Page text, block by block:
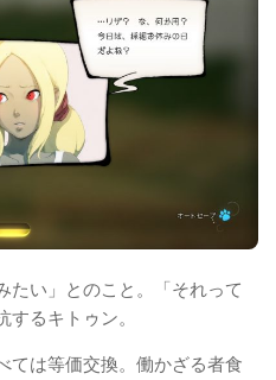
たい」とのこと。「それって
るキトゥン。
ては等価交換。働かざる者食